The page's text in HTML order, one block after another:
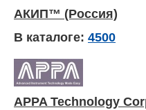
АКИП™ (Россия)
В каталоге: 4500
APPA Technology